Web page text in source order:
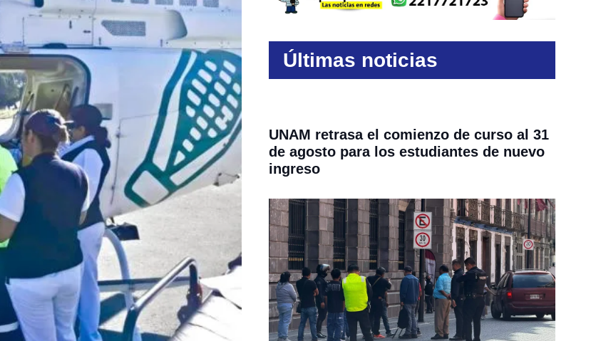
Últimas noticias
UNAM retrasa el comienzo de curso al 31
de agosto para los estudiantes de nuevo
ingreso